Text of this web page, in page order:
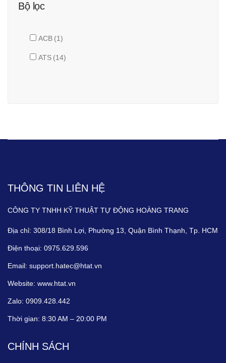
Bộ lọc
ACB (1)
ATS (14)
THÔNG TIN LIÊN HỆ
CÔNG TY TNHH KỸ THUẬT TỰ ĐỘNG HOÀNG TRANG
Địa chỉ: 308/18 Bình Lợi, Phường 13, Quận Bình Thạnh, Tp. HCM
Điện thoại: 0975.629.596
Email: support.hatec@htat.vn
Website: www.htat.vn
Zalo: 0909.428.442
Thời gian: 8:30 AM – 20:00 PM
CHÍNH SÁCH